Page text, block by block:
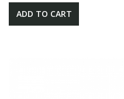
ADD TO CART